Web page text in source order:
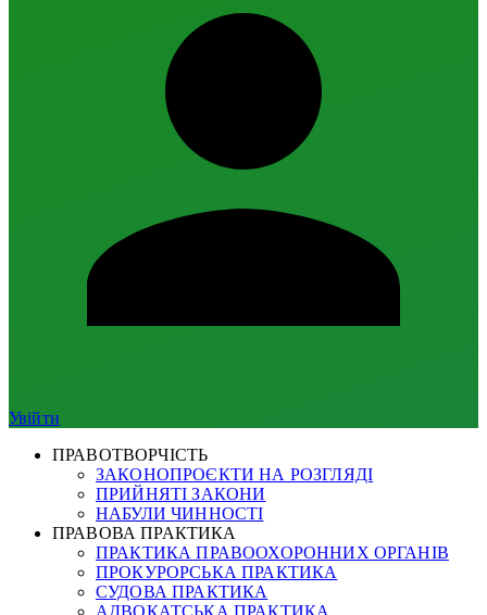
Увійти
ПРАВОТВОРЧІСТЬ
ЗАКОНОПРОЄКТИ НА РОЗГЛЯДІ
ПРИЙНЯТІ ЗАКОНИ
НАБУЛИ ЧИННОСТІ
ПРАВОВА ПРАКТИКА
ПРАКТИКА ПРАВООХОРОННИХ ОРГАНІВ
ПРОКУРОРСЬКА ПРАКТИКА
СУДОВА ПРАКТИКА
АДВОКАТСЬКА ПРАКТИКА